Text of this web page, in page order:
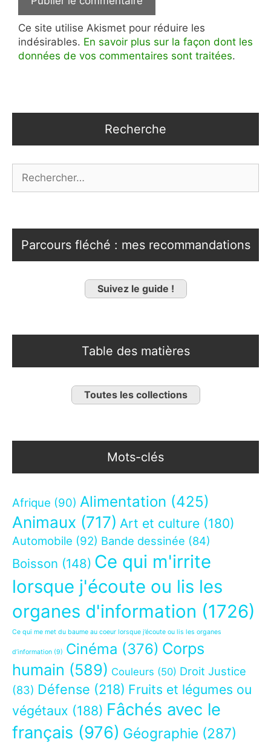
Ce site utilise Akismet pour réduire les
indésirables. En savoir plus sur la façon dont les
données de vos commentaires sont traitées.
Recherche
Parcours fléché : mes recommandations
Suivez le guide !
Table des matières
Toutes les collections
Mots-clés
Afrique (90) Alimentation (425)
Animaux (717) Art et culture (180)
Automobile (92) Bande dessinée (84)
Boisson (148) Ce qui m'irrite
lorsque j'écoute ou lis les
organes d'information (1726)
Ce qui me met du baume au coeur lorsque j’écoute ou lis les organes
d’information (9) Cinéma (376) Corps
humain (589) Couleurs (50) Droit Justice
(83) Défense (218) Fruits et légumes ou
végétaux (188) Fâchés avec le
français (976) Géographie (287)